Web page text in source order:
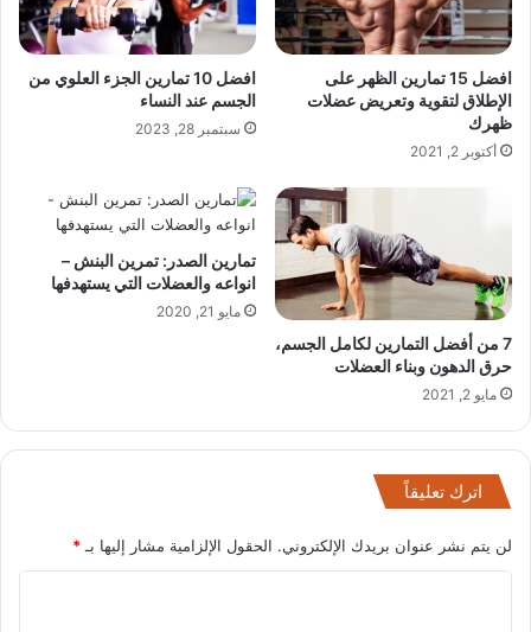
افضل 15 تمارين الظهر على
الإطلاق لتقوية وتعريض عضلات
ظهرك
أكتوبر 2, 2021
افضل 10 تمارين الجزء العلوي من
الجسم عند النساء
سبتمبر 28, 2023
7 من أفضل التمارين لكامل الجسم،
حرق الدهون وبناء العضلات
مايو 2, 2021
تمارين الصدر: تمرين البنش –
انواعه والعضلات التي يستهدفها
مايو 21, 2020
اترك تعليقاً
لن يتم نشر عنوان بريدك الإلكتروني. الحقول الإلزامية مشار إليها بـ*